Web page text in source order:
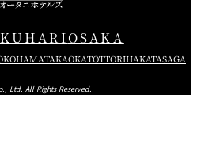
OSAKA
TAKAOKATOTTORIHAKATASAGA
Ltd. All Rights Reserved.